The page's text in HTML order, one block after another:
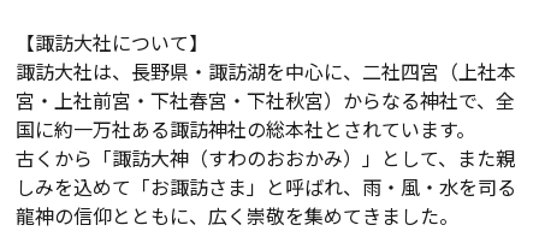
【諏訪大社について】
諏訪大社は、長野県・諏訪湖を中心に、二社四宮（上社本
宮・上社前宮・下社春宮・下社秋宮）からなる神社で、全
国に約一万社ある諏訪神社の総本社とされています。
古くから「諏訪大神（すわのおおかみ）」として、また親
しみを込めて「お諏訪さま」と呼ばれ、雨・風・水を司る
龍神の信仰とともに、広く崇敬を集めてきました。